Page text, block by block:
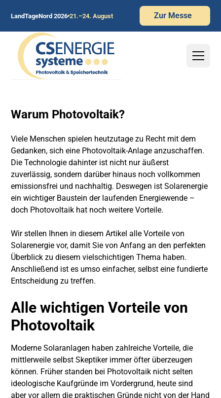
LandTageNord 2026 21.–24. August Zur Messe
Warum Photovoltaik?
Viele Menschen spielen heutzutage zu Recht mit dem
Gedanken, sich eine Photovoltaik-Anlage anzuschaffen.
Die Technologie dahinter ist nicht nur äußerst
zuverlässig, sondern darüber hinaus noch vollkommen
emissionsfrei und nachhaltig. Deswegen ist Solarenergie
ein wichtiger Baustein der laufenden Energiewende –
doch Photovoltaik hat noch weitere Vorteile.
Wir stellen Ihnen in diesem Artikel alle Vorteile von
Solarenergie vor, damit Sie von Anfang an den perfekten
Überblick zu diesem vielschichtigen Thema haben.
Anschließend ist es umso einfacher, selbst eine fundierte
Entscheidung zu treffen.
Allewichtigen Vorteile von
Photovoltaik
Moderne Solaranlagen haben zahlreiche Vorteile, die
mittlerweile selbst Skeptiker immer öfter überzeugen
können. Früher standen bei Photovoltaik nicht selten
ideologische Kaufgründe im Vordergrund, heute sind
aber vor allem die praktischen Gründe nicht von der Hand